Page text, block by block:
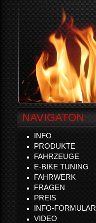
NAVIGATON
INFO
PRODUKTE
FAHRZEUGE
E-BIKE TUNING
FAHRWERK
FRAGEN
PREIS
INFO-FORMULAR
VIDEO